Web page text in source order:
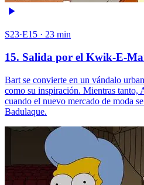
S23·E15 · 23 min
15. Salida por el Kwik-E-
Bart se convierte en un vándalo
como su inspiración. Mientras tanto,
cuando el nuevo mercado de moda
Badulaque.